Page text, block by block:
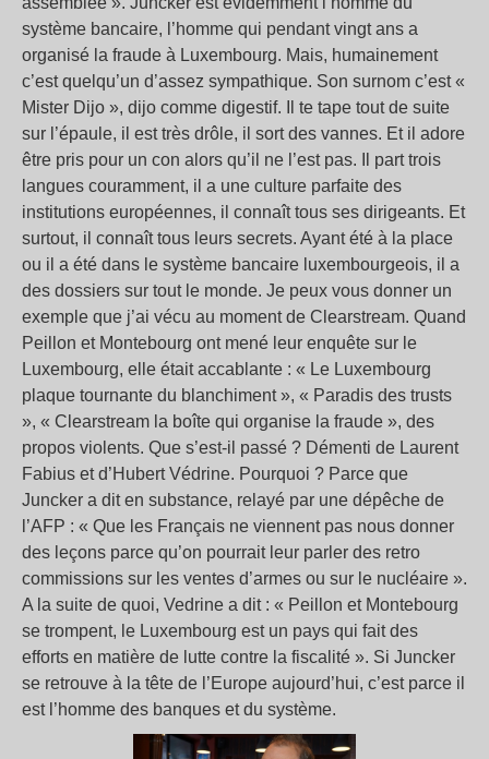
système bancaire, l’homme qui pendant vingt ans a
organisé la fraude à Luxembourg. Mais, humainement
c’est quelqu’un d’assez sympathique. Son surnom c’est «
Mister Dijo », dijo comme digestif. Il te tape tout de suite
sur l’épaule, il est très drôle, il sort des vannes. Et il adore
être pris pour un con alors qu’il ne l’est pas. Il part trois
langues couramment, il a une culture parfaite des
institutions européennes, il connaît tous ses dirigeants. Et
surtout, il connaît tous leurs secrets. Ayant été à la place
ou il a été dans le système bancaire luxembourgeois, il a
des dossiers sur tout le monde. Je peux vous donner un
exemple que j’ai vécu au moment de Clearstream. Quand
Peillon et Montebourg ont mené leur enquête sur le
Luxembourg, elle était accablante : « Le Luxembourg
plaque tournante du blanchiment », « Paradis des trusts
», « Clearstream la boîte qui organise la fraude », des
propos violents. Que s’est-il passé ? Démenti de Laurent
Fabius et d’Hubert Védrine. Pourquoi ? Parce que
Juncker a dit en substance, relayé par une dépêche de
l’AFP : « Que les Français ne viennent pas nous donner
des leçons parce qu’on pourrait leur parler des retro
commissions sur les ventes d’armes ou sur le nucléaire ».
A la suite de quoi, Vedrine a dit : « Peillon et Montebourg
se trompent, le Luxembourg est un pays qui fait des
efforts en matière de lutte contre la fiscalité ». Si Juncker
se retrouve à la tête de l’Europe aujourd’hui, c’est parce il
est l’homme des banques et du système.